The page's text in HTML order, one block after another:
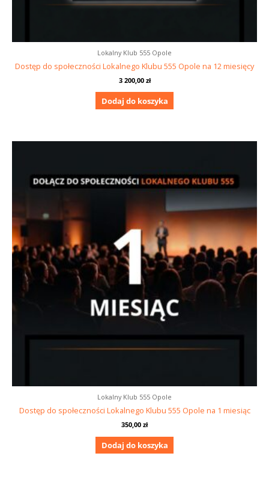
Lokalny Klub 555 Opole
Dostęp do społeczności Lokalnego Klubu 555 Opole na 12 miesięcy
3 200,00 zł
Dodaj do koszyka
Lokalny Klub 555 Opole
Dostęp do społeczności Lokalnego Klubu 555 Opole na 1 miesiąc
350,00 zł
Dodaj do koszyka